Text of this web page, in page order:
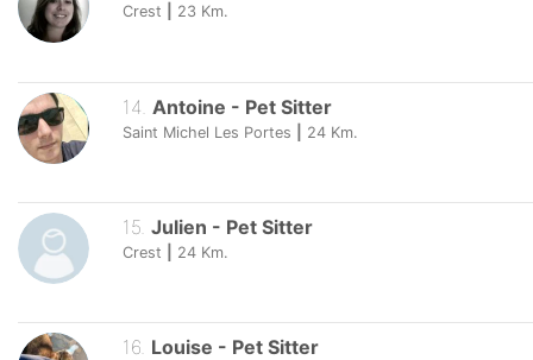
Crest 23 Km.
14 Antoine - Pet Sitter
Saint Michel Les Portes 24 Km.
15 Julien - Pet Sitter
Crest 24 Km.
16 Louise - Pet Sitter